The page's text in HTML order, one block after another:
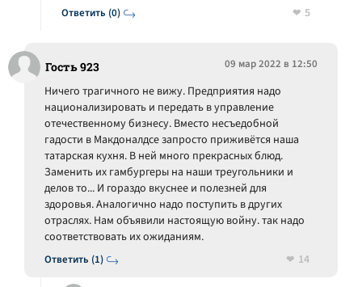
Ответить (0)
5
Гость 923 09 мар 2022 в 12:50
Ответить (1)
Ничего трагичного не вижу. Предприятия надо
национализировать и передать в управление
отечественному бизнесу. Вместо несъедобной
гадости в Макдоналдсе запросто приживётся наша
татарская кухня. В ней много прекрасных блюд.
Заменить их гамбургеры на наши треугольники и
делов то... И гораздо вкуснее и полезней для
здоровья. Аналогично надо поступить в других
отраслях. Нам объявили настоящую войну. так надо
соответствовать их ожиданиям.
14